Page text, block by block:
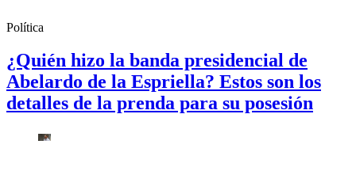
Política
¿Quién hizo la banda presidencial de
Abelardo de la Espriella? Estos son los
detalles de la prenda para su posesión